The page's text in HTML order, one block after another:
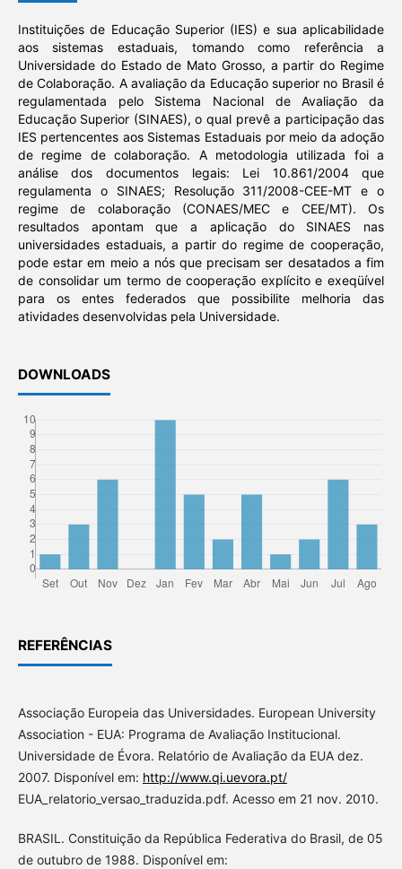
Instituições de Educação Superior (IES) e sua aplicabilidade
aos sistemas estaduais, tomando como referência a
Universidade do Estado de Mato Grosso, a partir do Regime
de Colaboração. A avaliação da Educação superior no Brasil é
regulamentada pelo Sistema Nacional de Avaliação da
Educação Superior (SINAES), o qual prevê a participação das
IES pertencentes aos Sistemas Estaduais por meio da adoção
de regime de colaboração. A metodologia utilizada foi a
análise dos documentos legais: Lei 10.861/2004 que
regulamenta o SINAES; Resolução 311/2008-CEE-MT e o
regime de colaboração (CONAES/MEC e CEE/MT). Os
resultados apontam que a aplicação do SINAES nas
universidades estaduais, a partir do regime de cooperação,
pode estar em meio a nós que precisam ser desatados a fim
de consolidar um termo de cooperação explícito e exeqüível
para os entes federados que possibilite melhoria das
atividades desenvolvidas pela Universidade.
DOWNLOADS
REFERÊNCIAS
Associação Europeia das Universidades. European University
Association - EUA: Programa de Avaliação Institucional.
Universidade de Évora. Relatório de Avaliação da EUA dez.
2007. Disponível em: http://www.qi.uevora.pt/
EUA_relatorio_versao_traduzida.pdf. Acesso em 21 nov. 2010.
BRASIL. Constituição da República Federativa do Brasil, de 05
de outubro de 1988. Disponível em: